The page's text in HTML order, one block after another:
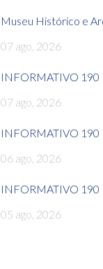
Museu Histórico e
07 ago, 2026
INFORMATIVO 190
07 ago, 2026
INFORMATIVO 190
06 ago, 2026
INFORMATIVO 190
05 ago, 2026